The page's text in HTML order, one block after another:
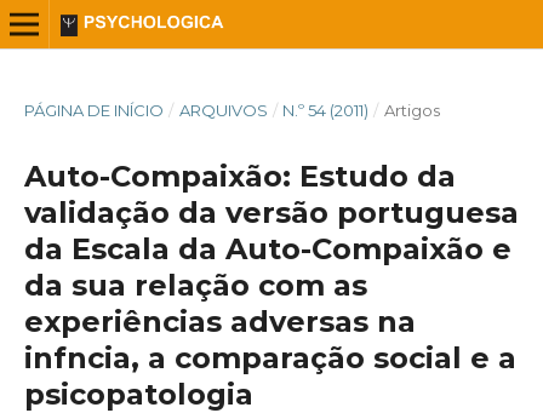
PÁGINA DE INÍCIO / ARQUIVOS / N.º 54 (2011) / Artigos
Auto-Compaixão: Estudo da
validação da versão portuguesa
da Escala da Auto-Compaixão e
da sua relação com as
experiências adversas na
infncia, a comparação social e a
psicopatologia